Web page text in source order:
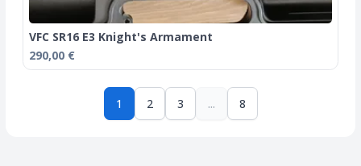
VFC SR16 E3 Knight's Armament
290,00 €
1 2 3 ... 8